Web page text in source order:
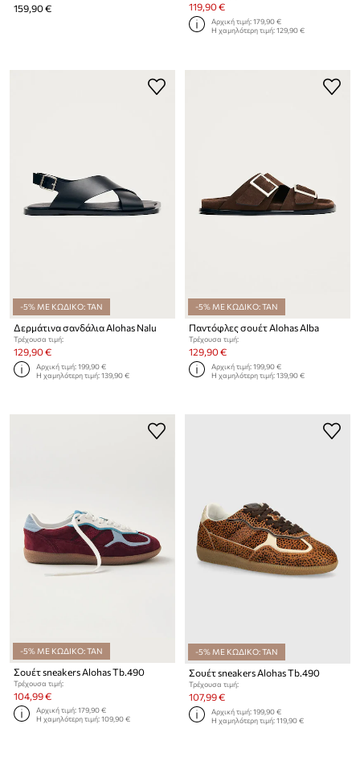
159,90 € 119,90 €
Αρχική τιμή:179,90 €
Η χαμηλότερη τιμή:129,90 €
-5% ΜΕ ΚΩΔΙΚΟ: TAN
Δερμάτινα σανδάλια Alohas Nalu
Τρέχουσα τιμή:
129,90 €
Αρχική τιμή:199,90 €
Η χαμηλότερη τιμή:139,90 €
-5% ΜΕ ΚΩΔΙΚΟ: TAN
Παντόφλες σουέτ Alohas Alba
Τρέχουσα τιμή:
129,90 €
Αρχική τιμή:199,90 €
Η χαμηλότερη τιμή:139,90 €
-5% ΜΕ ΚΩΔΙΚΟ: TAN
Σουέτ sneakers Alohas Tb.490
Τρέχουσα τιμή:
104,99 €
Αρχική τιμή:179,90 €
Η χαμηλότερη τιμή:109,90 €
-5% ΜΕ ΚΩΔΙΚΟ: TAN
Σουέτ sneakers Alohas Tb.490
Τρέχουσα τιμή:
107,99 €
Αρχική τιμή:199,90 €
Η χαμηλότερη τιμή:119,90 €